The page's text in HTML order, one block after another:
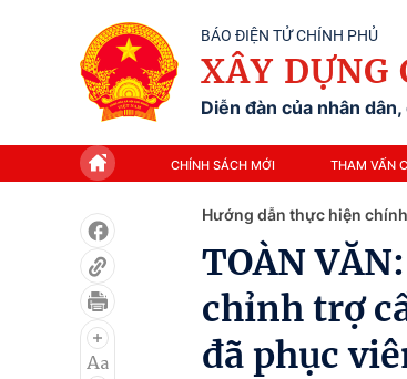
BÁO ĐIỆN TỬ CHÍNH PHỦ
XÂY DỰNG
Diễn đàn của nhân
CHÍNH SÁCH MỚI THAM VẤN
Hướng dẫn thực hiện
TOÀN
chỉnh trợ
đã phục